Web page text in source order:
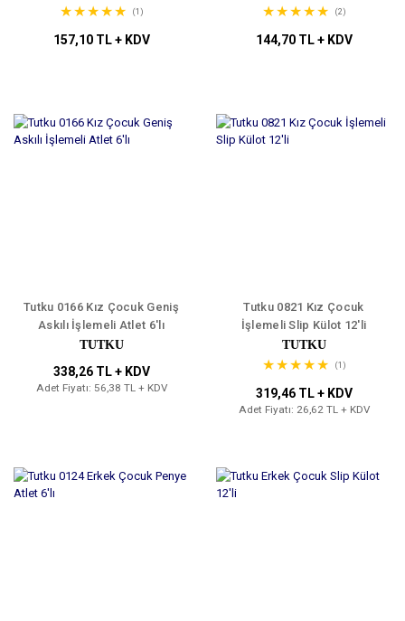
(1)
157,10 TL + KDV
(2)
144,70 TL + KDV
Tutku 0166 Kız Çocuk Geniş
Askılı İşlemeli Atlet 6'lı
TUTKU
338,26 TL + KDV
Adet Fiyatı: 56,38 TL + KDV
Tutku 0821 Kız Çocuk
İşlemeli Slip Külot 12'li
TUTKU
(1)
319,46 TL + KDV
Adet Fiyatı: 26,62 TL + KDV